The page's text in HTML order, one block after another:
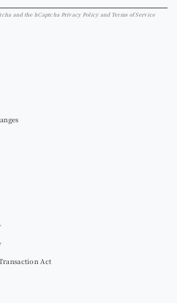
and the hCaptcha Privacy Policyand Terms of Service
Act